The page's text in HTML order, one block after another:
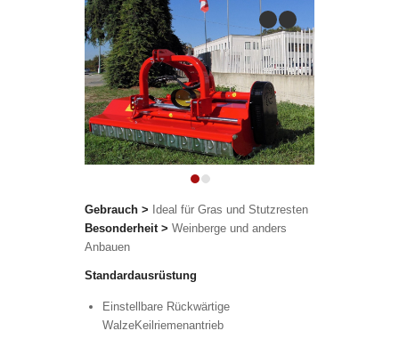
previous
1
Gebrauch > Ideal für Gras und Stutzresten
Besonderheit > Weinberge und anders
Anbauen
Standardausrüstung
Einstellbare Rückwärtige
WalzeKeilriemenantrieb